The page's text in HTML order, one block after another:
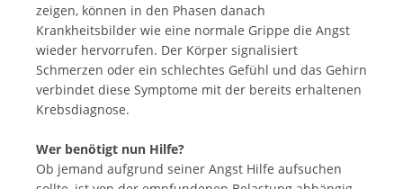
zeigen, können in den Phasen danach
Krankheitsbilder wie eine normale Grippe die Angst
wieder hervorrufen. Der Körper signalisiert
Schmerzen oder ein schlechtes Gefühl und das Gehirn
verbindet diese Symptome mit der bereits erhaltenen
Krebsdiagnose.
Wer benötigt nun Hilfe?
Ob jemand aufgrund seiner Angst Hilfe aufsuchen